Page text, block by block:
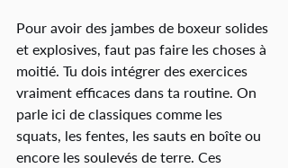
Pour avoir des jambes de boxeur solides
et explosives, faut pas faire les choses à
moitié. Tu dois intégrer des exercices
vraiment efficaces dans ta routine. On
parle ici de classiques comme les
squats, les fentes, les sauts en boîte ou
encore les soulevés de terre. Ces